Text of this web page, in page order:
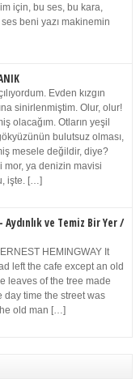
için, bu ses, bu kara,
ses beni yazı makinemin
Evden kızgın
sinirlenmiştim. Olur, olur!
olacağım. Otların yeşil
bulutsuz olması,
mesele değildir, diye?
mor, ya denizin mavisi
işte. […]
ve Temiz Bir Yer /
HEMINGWAY It
left the cafe except an old
leaves of the tree made
day time the street was
old man […]